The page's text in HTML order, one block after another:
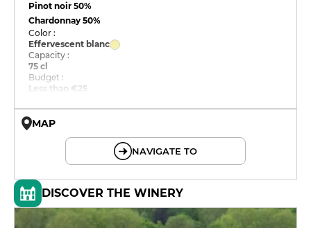
Pinot noir50%
Chardonnay50%
Color :
Effervescent blanc
Capacity :
75 cl
Budget :
Less than €25
MAP
NAVIGATE TO
DISCOVER THE WINERY